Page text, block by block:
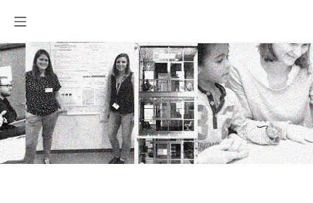
Inhalt
springen
Mobile Menü